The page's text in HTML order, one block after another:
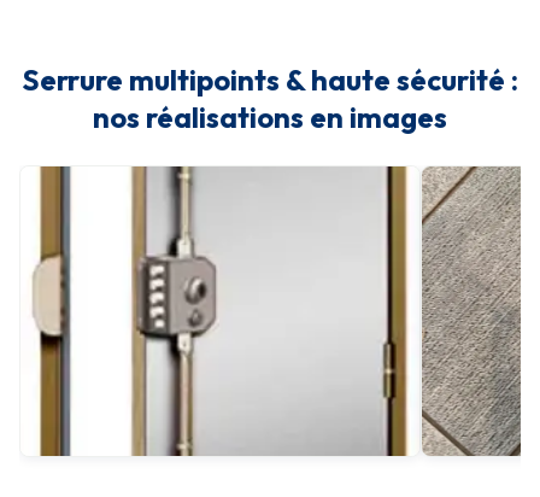
Serrure multipoints & haute sécurité :
nos réalisations en images